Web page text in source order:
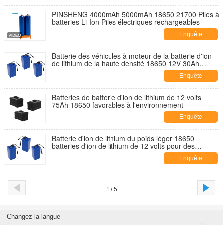
maintenant
PINSHENG 4000mAh 5000mAh 18650 21700 Piles à
batteries Li-Ion Piles électriques rechargeables
Enquête
maintenant
Batterie des véhicules à moteur de la batterie d'ion
de lithium de la haute densité 18650 12V 30Ah
Enquête
maintenant
Batteries de batterie d'ion de lithium de 12 volts
75Ah 18650 favorables à l'environnement
Enquête
maintenant
Batterie d'ion de lithium du poids léger 18650
batteries d'ion de lithium de 12 volts pour des
Enquête
maintenant
1 / 5
Changez la langue